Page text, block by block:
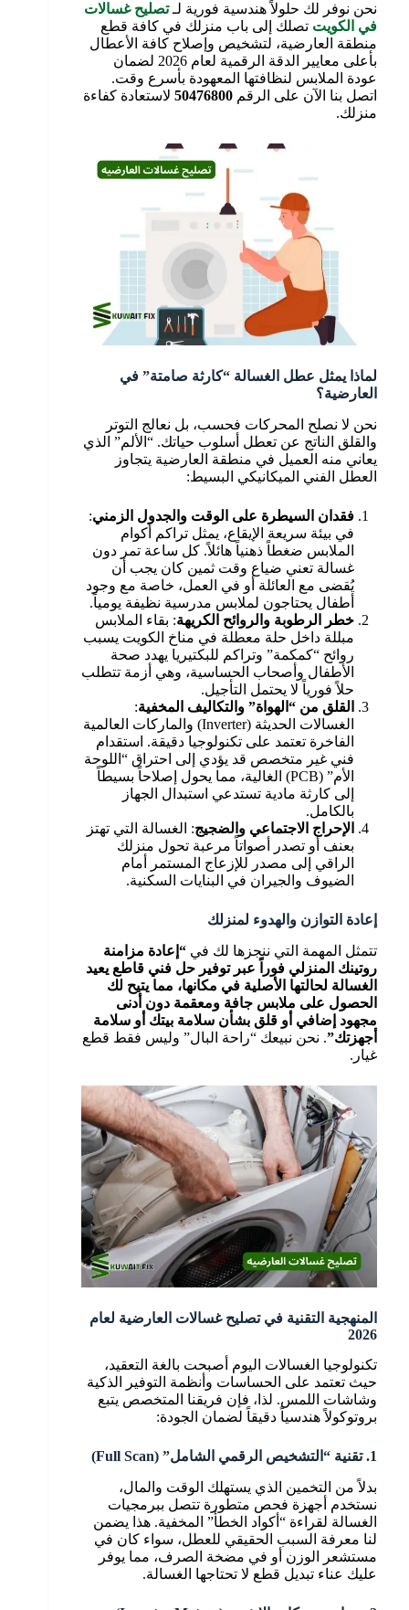
نحن نوفر لك حلولاً هندسية فورية لـ تصليح غسالات
في الكويت تصلك إلى باب منزلك في كافة قطع
منطقة العارضية، لتشخيص وإصلاح كافة الأعطال
بأعلى معايير الدقة الرقمية لعام 2026 لضمان
عودة الملابس لنظافتها المعهودة بأسرع وقت.
اتصل بنا الآن على الرقم 50476800 لاستعادة كفاءة
منزلك.
لماذا يمثل عطل الغسالة “كارثة صامتة” في
العارضية؟
نحن لا نصلح المحركات فحسب، بل نعالج التوتر
والقلق الناتج عن تعطل أسلوب حياتك. “الألم” الذي
يعاني منه العميل في منطقة العارضية يتجاوز
العطل الفني الميكانيكي البسيط:
فقدان السيطرة على الوقت والجدول الزمني:
في بيئة سريعة الإيقاع، يمثل تراكم أكوام
الملابس ضغطاً ذهنياً هائلاً. كل ساعة تمر دون
غسالة تعني ضياع وقت ثمين كان يجب أن
يُقضى مع العائلة أو في العمل، خاصة مع وجود
أطفال يحتاجون لملابس مدرسية نظيفة يومياً.
خطر الرطوبة والروائح الكريهة: بقاء الملابس
مبللة داخل حلة معطلة في مناخ الكويت يسبب
روائح “كمكمة” وتراكم للبكتيريا يهدد صحة
الأطفال وأصحاب الحساسية، وهي أزمة تتطلب
حلاً فورياً لا يحتمل التأجيل.
القلق من “الهواة” والتكاليف المخفية:
الغسالات الحديثة (Inverter) والماركات العالمية
الفاخرة تعتمد على تكنولوجيا دقيقة. استقدام
فني غير متخصص قد يؤدي إلى احتراق “اللوحة
الأم” (PCB) الغالية، مما يحول إصلاحاً بسيطاً
إلى كارثة مادية تستدعي استبدال الجهاز
بالكامل.
الإحراج الاجتماعي والضجيج: الغسالة التي تهتز
بعنف أو تصدر أصواتاً مرعبة تحول منزلك
الراقي إلى مصدر للإزعاج المستمر أمام
الضيوف والجيران في البنايات السكنية.
إعادة التوازن والهدوء لمنزلك
تتمثل المهمة التي ننجزها لك في “إعادة مزامنة
روتينك المنزلي فوراً عبر توفير حل فني قاطع يعيد
الغسالة لحالتها الأصلية في مكانها، مما يتيح لك
الحصول على ملابس جافة ومعقمة دون أدنى
مجهود إضافي أو قلق بشأن سلامة بيتك أو سلامة
أجهزتك”. نحن نبيعك “راحة البال” وليس فقط قطع
غيار.
المنهجية التقنية في تصليح غسالات العارضية لعام
2026
تكنولوجيا الغسالات اليوم أصبحت بالغة التعقيد،
حيث تعتمد على الحساسات وأنظمة التوفير الذكية
وشاشات اللمس. لذا، فإن فريقنا المتخصص يتبع
بروتوكولاً هندسياً دقيقاً لضمان الجودة:
1. تقنية “التشخيص الرقمي الشامل” (Full Scan)
بدلاً من التخمين الذي يستهلك الوقت والمال،
نستخدم أجهزة فحص متطورة تتصل ببرمجيات
الغسالة لقراءة “أكواد الخطأ” المخفية. هذا يضمن
لنا معرفة السبب الحقيقي للعطل، سواء كان في
مستشعر الوزن أو في مضخة الصرف، مما يوفر
عليك عناء تبديل قطع لا تحتاجها الغسالة.